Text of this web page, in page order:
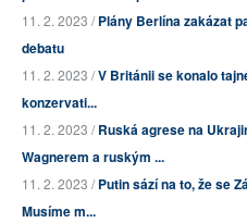
11. 2. 2023 /Plány Berlína zakázat
debatu
11. 2. 2023 /V Británii se konalo
konzervati...
11. 2. 2023 /Ruská agrese na
Wagnerem a ruským ...
11. 2. 2023 /Putin sází na to, že se
Musíme m...